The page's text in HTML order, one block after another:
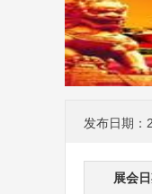
发布日期：
展会